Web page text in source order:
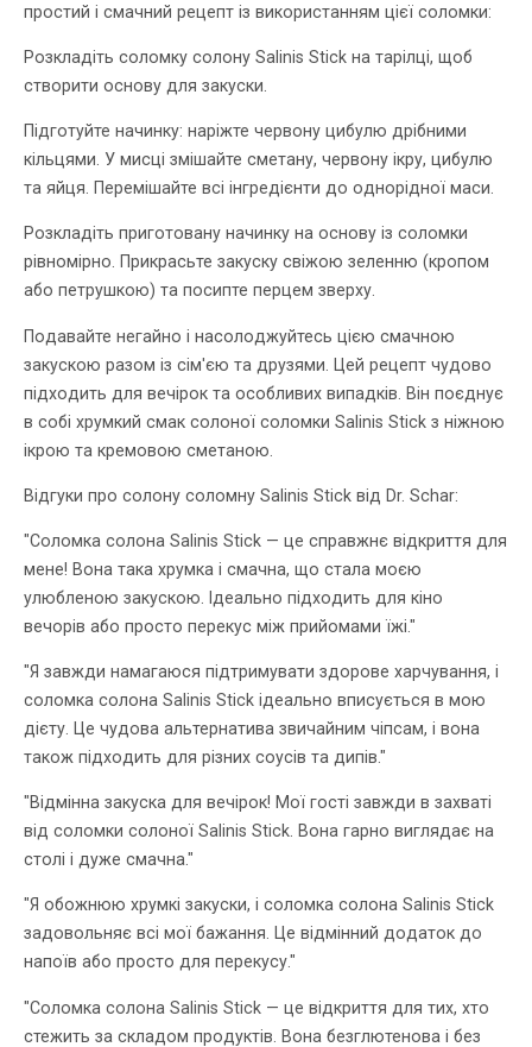
простий і смачний рецепт із використанням цієї соломки:
Розкладіть соломку солону Salinis Stick на тарілці, щоб
створити основу для закуски.
Підготуйте начинку: наріжте червону цибулю дрібними
кільцями. У мисці змішайте сметану, червону ікру, цибулю
та яйця. Перемішайте всі інгредієнти до однорідної маси.
Розкладіть приготовану начинку на основу із соломки
рівномірно. Прикрасьте закуску свіжою зеленню (кропом
або петрушкою) та посипте перцем зверху.
Подавайте негайно і насолоджуйтесь цією смачною
закускою разом із сім'єю та друзями. Цей рецепт чудово
підходить для вечірок та особливих випадків. Він поєднує
в собі хрумкий смак солоної соломки Salinis Stick з ніжною
ікрою та кремовою сметаною.
Відгуки про солону соломну Salinis Stick від Dr. Schar:
"Соломка солона Salinis Stick — це справжнє відкриття для
мене! Вона така хрумка і смачна, що стала моєю
улюбленою закускою. Ідеально підходить для кіно
вечорів або просто перекус між прийомами їжі."
"Я завжди намагаюся підтримувати здорове харчування, і
соломка солона Salinis Stick ідеально вписується в мою
дієту. Це чудова альтернатива звичайним чіпсам, і вона
також підходить для різних соусів та дипів."
"Відмінна закуска для вечірок! Мої гості завжди в захваті
від соломки солоної Salinis Stick. Вона гарно виглядає на
столі і дуже смачна."
"Я обожнюю хрумкі закуски, і соломка солона Salinis Stick
задовольняє всі мої бажання. Це відмінний додаток до
напоїв або просто для перекусу."
"Соломка солона Salinis Stick — це відкриття для тих, хто
стежить за складом продуктів. Вона безглютенова і без